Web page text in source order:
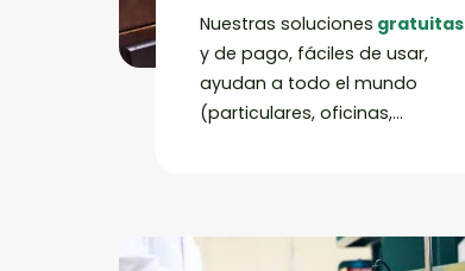
Nuestras soluciones gratuitas
y de pago, fáciles de usar,
ayudan a todo el mundo
(particulares, oficinas,